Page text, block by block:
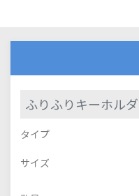
ふりふりキーホル
タイプ
サイズ